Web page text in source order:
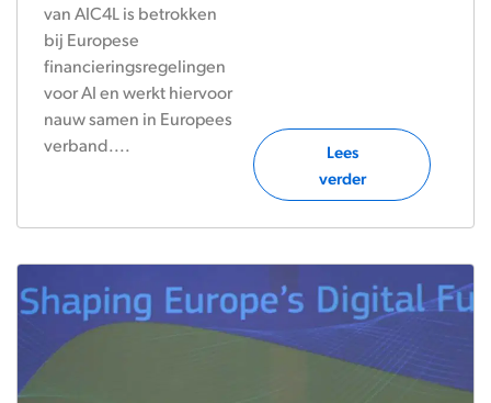
van AIC4L is betrokken
bij Europese
financieringsregelingen
voor AI en werkt hiervoor
nauw samen in Europees
verband....
Lees
verder